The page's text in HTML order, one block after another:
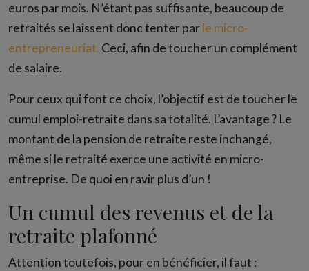
euros par mois. N’étant pas suffisante, beaucoup de
retraités se laissent donc tenter parle micro-
entrepreneuriat. Ceci, afin de toucher un complément
de salaire.
Pour ceux qui font ce choix, l’objectif est de toucher le
cumul emploi-retraite dans sa totalité. L’avantage ? Le
montant de la pension de retraite reste inchangé,
même si le retraité exerce une activité en micro-
entreprise. De quoi en ravir plus d’un !
Un cumul des revenus et de la
retraite plafonné
Attention toutefois, pour en bénéficier, il faut :